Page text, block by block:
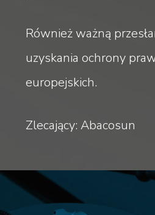
Również ważną
uzyskania ochrony
europejskich.
Zlecający: Abacosun